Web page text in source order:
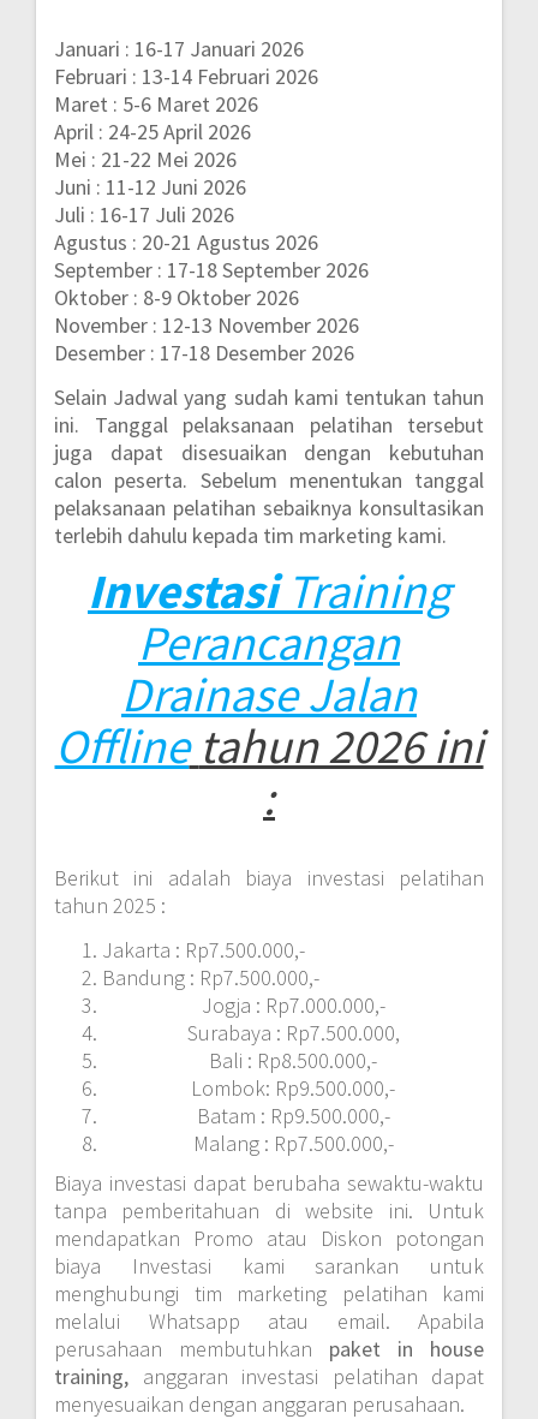
Januari : 16-17 Januari 2026
Februari : 13-14 Februari 2026
Maret : 5-6 Maret 2026
April : 24-25 April 2026
Mei : 21-22 Mei 2026
Juni : 11-12 Juni 2026
Juli : 16-17 Juli 2026
Agustus : 20-21 Agustus 2026
September : 17-18 September 2026
Oktober : 8-9 Oktober 2026
November : 12-13 November 2026
Desember : 17-18 Desember 2026
Selain Jadwal yang sudah kami tentukan tahun
ini. Tanggal pelaksanaan pelatihan tersebut
juga dapat disesuaikan dengan kebutuhan
calon peserta. Sebelum menentukan tanggal
pelaksanaan pelatihan sebaiknya konsultasikan
terlebih dahulu kepada tim marketing kami.
Investasi Training
Perancangan
Drainase Jalan
Offline tahun 2026 ini
:
Berikut ini adalah biaya investasi pelatihan
tahun 2025 :
Jakarta : Rp7.500.000,-
Bandung : Rp7.500.000,-
Jogja : Rp7.000.000,-
Surabaya : Rp7.500.000,
Bali : Rp8.500.000,-
Lombok: Rp9.500.000,-
Batam : Rp9.500.000,-
Malang : Rp7.500.000,-
Biaya investasi dapat berubaha sewaktu-waktu
tanpa pemberitahuan di website ini. Untuk
mendapatkan Promo atau Diskon potongan
biaya Investasi kami sarankan untuk
menghubungi tim marketing pelatihan kami
melalui Whatsapp atau email. Apabila
perusahaan membutuhkan paket in house
training, anggaran investasi pelatihan dapat
menyesuaikan dengan anggaran perusahaan.